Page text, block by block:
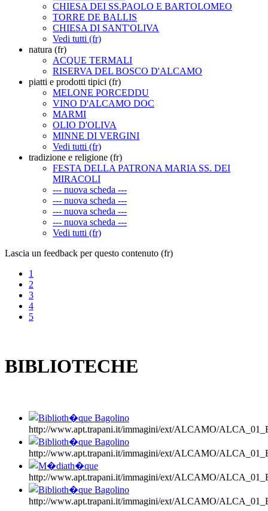
CHIESA DEI SS.PAOLO E BARTOLOMEO
TORRE DE BALLIS
CHIESA DI SANT'OLIVA
Vedi tutti (fr)
natura (fr)
ACQUE TERMALI
RISERVA DEL BOSCO D'ALCAMO
piatti e prodotti tipici (fr)
MELONE PORCEDDU
VINO D'ALCAMO DOC
MARMI
OLIO D'OLIVA
MINNE DI VERGINI
Vedi tutti (fr)
tradizione e religione (fr)
FESTA DELLA PATRONA MARIA SS. DEI
MIRACOLI
--- nuova scheda ---
--- nuova scheda ---
--- nuova scheda ---
--- nuova scheda ---
Vedi tutti (fr)
Lascia un feedback per questo contenuto (fr)
1
2
3
4
5
BIBLIOTECHE
http://www.apt.trapani.it/immagini/ext/ALCAMO/
http://www.apt.trapani.it/immagini/ext/ALCAMO/
http://www.apt.trapani.it/immagini/ext/ALCAMO/
http://www.apt.trapani.it/immagini/ext/ALCAMO/